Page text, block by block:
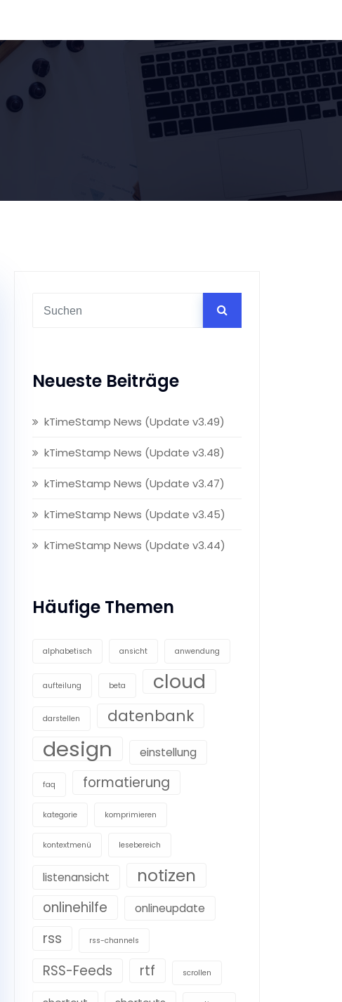
Neueste Beiträge
kTimeStamp News (Update v3.49)
kTimeStamp News (Update v3.48)
kTimeStamp News (Update v3.47)
kTimeStamp News (Update v3.45)
kTimeStamp News (Update v3.44)
Häufige Themen
alphabetisch ansicht anwendung
aufteilung beta cloud
darstellen datenbank
design einstellung
faq formatierung
kategorie komprimieren
kontextmenü lesebereich
listenansicht notizen
onlinehilfe onlineupdate
rss rss-channels
RSS-Feeds rtf scrollen